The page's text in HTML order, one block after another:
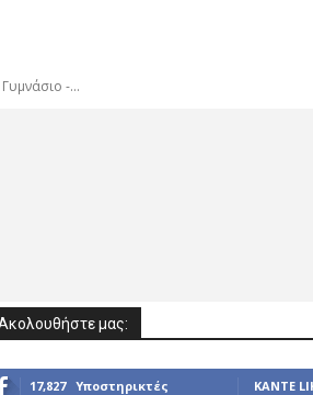
-...
μας:
17,827 Υποστηρικτές ΚΆΝΤΕ